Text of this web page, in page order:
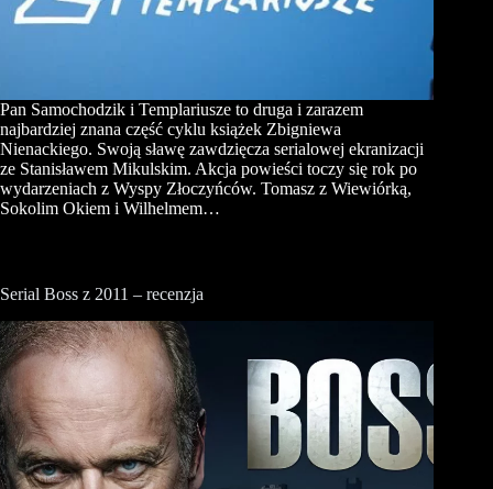
Pan Samochodzik i Templariusze to druga i zarazem
najbardziej znana część cyklu książek Zbigniewa
Nienackiego. Swoją sławę zawdzięcza serialowej ekranizacji
ze Stanisławem Mikulskim. Akcja powieści toczy się rok po
wydarzeniach z Wyspy Złoczyńców. Tomasz z Wiewiórką,
Sokolim Okiem i Wilhelmem…
Serial Boss z 2011 – recenzja